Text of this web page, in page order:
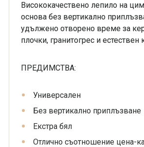
Висококачествено лепило на
основа без вертикално
удължено отворено време за
плочки, гранитогрес и естествен
ПРЕДИМСТВА:
Универсален
Без вертикално приплъзване
Екстра бял
Отлично съотношение цена-